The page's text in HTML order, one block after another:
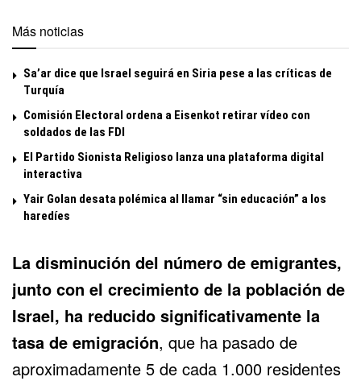
Más noticias
Sa’ar dice que Israel seguirá en Siria pese a las críticas de
Turquía
Comisión Electoral ordena a Eisenkot retirar vídeo con
soldados de las FDI
El Partido Sionista Religioso lanza una plataforma digital
interactiva
Yair Golan desata polémica al llamar “sin educación” a los
haredíes
La disminución del número de emigrantes,
junto con el crecimiento de la población de
Israel, ha reducido significativamente la
tasa de emigración, que ha pasado de
aproximadamente 5 de cada 1.000 residentes